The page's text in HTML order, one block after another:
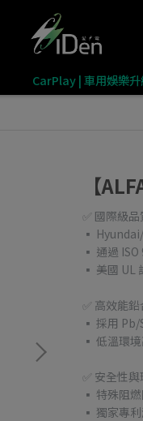
CarPlay | 車用娛樂
【
✅ 國際級
▪
▪ 通過
▪ 美國 UL
✅ 高效能
▪ 採用 Pb/
▪ 低溫環
✅ 安全性
▪ 特殊阻
▪ 獨家專